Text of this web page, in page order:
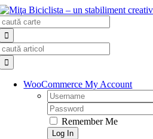
Skip
to
content
WooCommerce My Account
Username:
Password:
Remember Me